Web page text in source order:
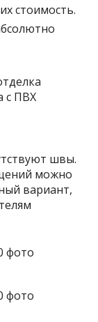
стоимость.
с ПВХ
швы.
можно
вариант,